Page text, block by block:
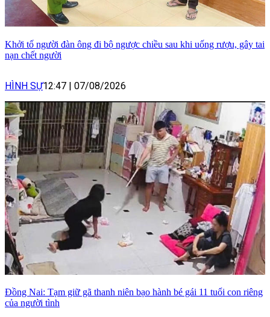
Khởi tố người đàn ông đi bộ ngược chiều sau khi uống rượu, gây tai
nạn chết người
HÌNH SỰ12:47 07/08/2026
Đồng Nai: Tạm giữ gã thanh niên bạo hành bé gái 11 tuổi con riêng
của người tình